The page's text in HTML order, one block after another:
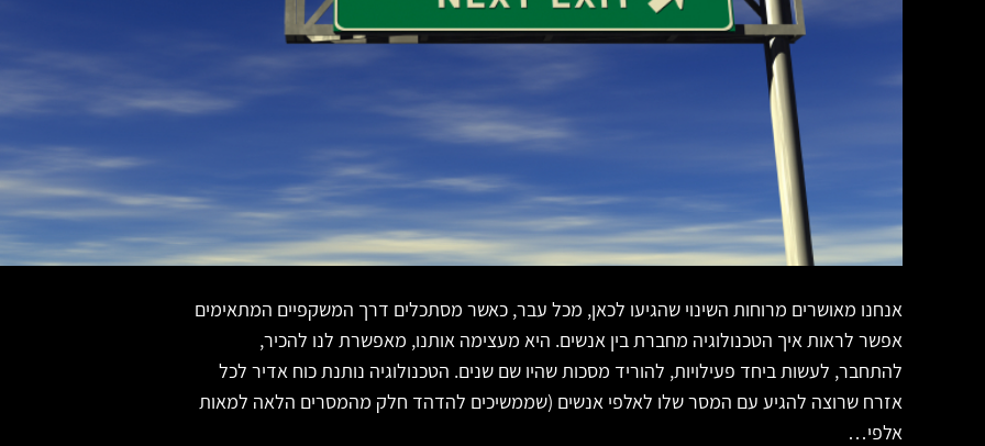
אנחנו מאושרים מרוחות השינוי שהגיעו לכאן, מכל עבר, כאשר מסתכלים דרך המשקפיים המתאימים
אפשר לראות איך הטכנולוגיה מחברת בין אנשים. היא מעצימה אותנו, מאפשרת לנו להכיר,
להתחבר, לעשות ביחד פעילויות, להוריד מסכות שהיו שם שנים. הטכנולוגיה נותנת כוח אדיר לכל
אזרח שרוצה להגיע עם המסר שלו לאלפי אנשים (שממשיכים להדהד חלק מהמסרים הלאה למאות
אלפי…